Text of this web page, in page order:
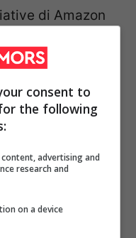
di Amazon
tutti i prodotti
disponibili
o ancora
di
e della
consent to
the following
advertising and
research and
on a device